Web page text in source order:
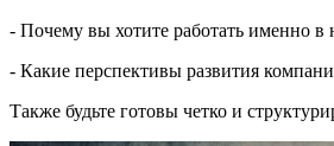
- Почему вы хотите работать именно
- Какие перспективы развития
Также будьте готовы четко и